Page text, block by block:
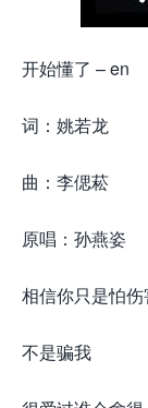
开始懂了 – en
词：姚若龙
曲：李偲菘
原唱：孙燕姿
相信你只是怕
不是骗我